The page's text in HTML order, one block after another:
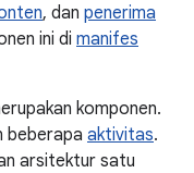
, dan penerima
ini di manifes
komponen.
beberapa aktivitas.
arsitektur satu